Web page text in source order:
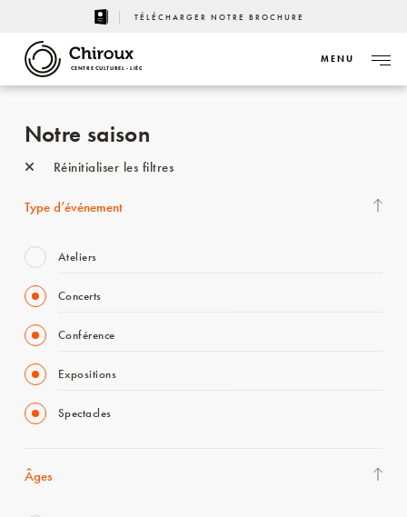
TÉLÉCHARGER NOTRE BROCHURE
CENTRE CULTUREL - LIÈGE
MENU
Notre saison
Réinitialiser les filtres
Type d’événement
Ateliers
Concerts
Conférence
Expositions
Spectacles
Âges